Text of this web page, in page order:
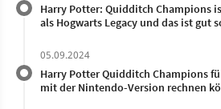
Harry Potter: Quidditch Champions
als Hogwarts Legacy und das ist gut
05.09.2024
Harry Potter Quidditch Champions
mit der Nintendo-Version rechnen